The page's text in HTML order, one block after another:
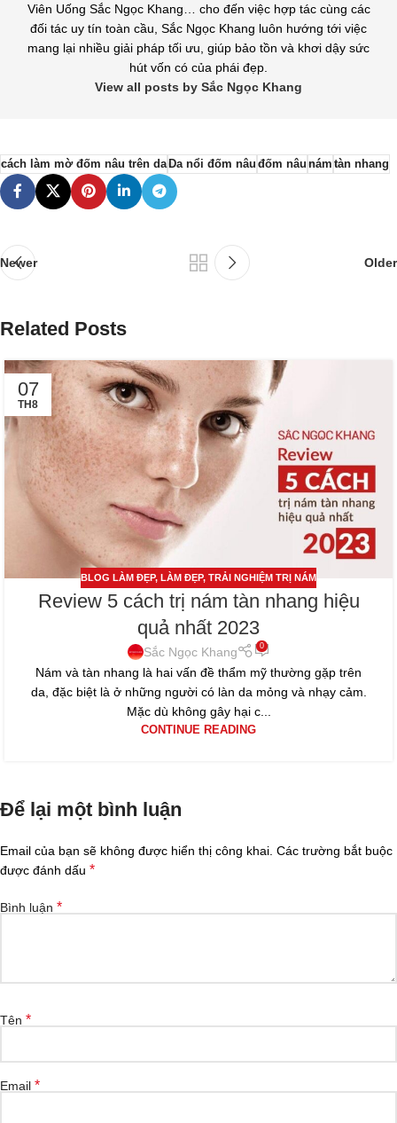
Viên Uống Sắc Ngọc Khang… cho đến việc hợp tác cùng các
đối tác uy tín toàn cầu, Sắc Ngọc Khang luôn hướng tới việc
mang lại nhiều giải pháp tối ưu, giúp bảo tồn và khơi dậy sức
hút vốn có của phái đẹp.
View all posts by Sắc Ngọc Khang
cách làm mờ đốm nâu trên daDa nổi đốm nâu đốm nâu nám tàn nhang
Newer Older
Related Posts
07
TH8
BLOG LÀM ĐẸP, LÀM ĐẸP, TRẢI NGHIỆM TRỊ NÁM
Review 5 cách trị nám tàn nhang hiệu
quả nhất 2023
Sắc Ngọc Khang 0
Nám và tàn nhang là hai vấn đề thẩm mỹ thường gặp trên
da, đặc biệt là ở những người có làn da mỏng và nhạy cảm.
Mặc dù không gây hại c...
CONTINUE READING
Để lại một bình luận
Email của bạn sẽ không được hiển thị công khai. Các trường bắt buộc
được đánh dấu *
Bình luận *
Tên *
Email *